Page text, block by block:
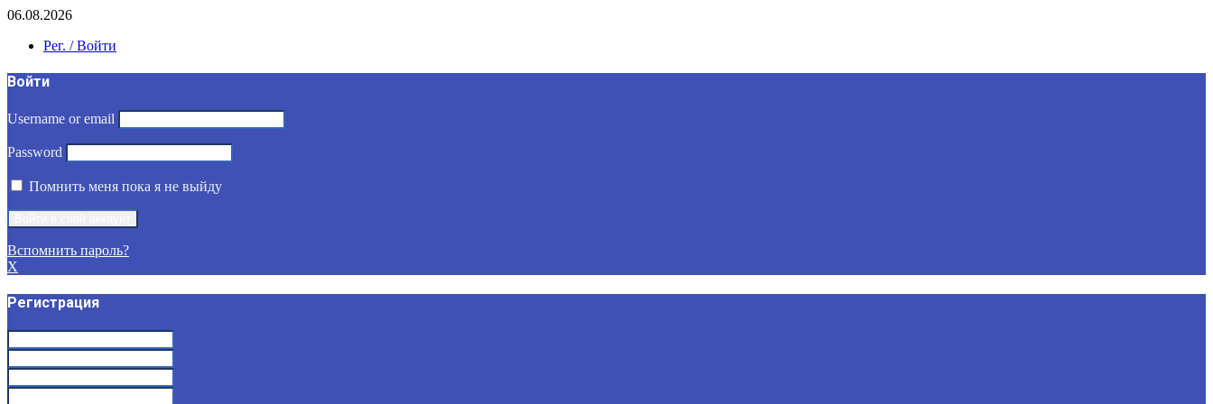
06.08.2026
Рег. / Войти
Войти
Username or email
Password
Помнить меня пока я не выйду
Вспомнить пароль?
X
Регистрация